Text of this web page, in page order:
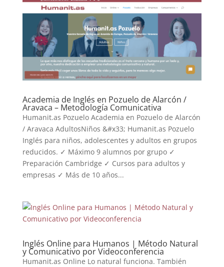
Academia de Inglés en Pozuelo de Alarcón /
Aravaca – Metodología Comunicativa
Humanit.as Pozuelo Academia en Pozuelo de Alarcón
/ Aravaca AdultosNiños &#x33; Humanit.as Pozuelo
Inglés para niños, adolescentes y adultos en grupos
reducidos. ✓ Máximo 9 alumnos por grupo ✓
Preparación Cambridge ✓ Cursos para adultos y
empresas ✓ Más de 10 años...
Inglés Online para Humanos | Método Natural
y Comunicativo por Videoconferencia
Humanit.as Online Lo natural funciona. También